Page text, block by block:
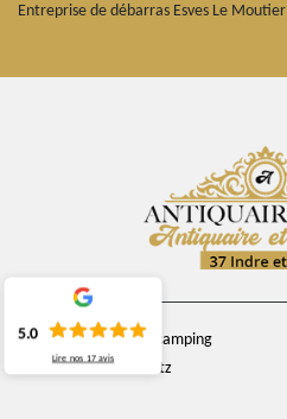
Entreprise de débarras Esves Le Moutier
chemin du camping
37270 Veretz
5.0
Lire nos 17 avis